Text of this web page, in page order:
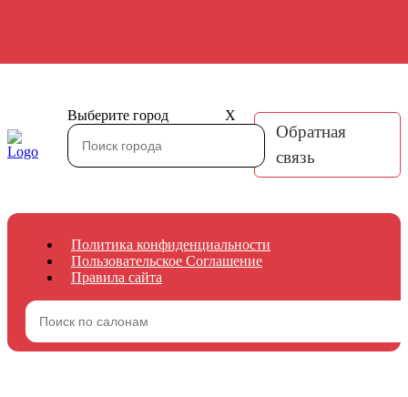
Выберите город X
Обратная
связь
Политика конфиденциальности
Пользовательское Соглашение
Правила сайта